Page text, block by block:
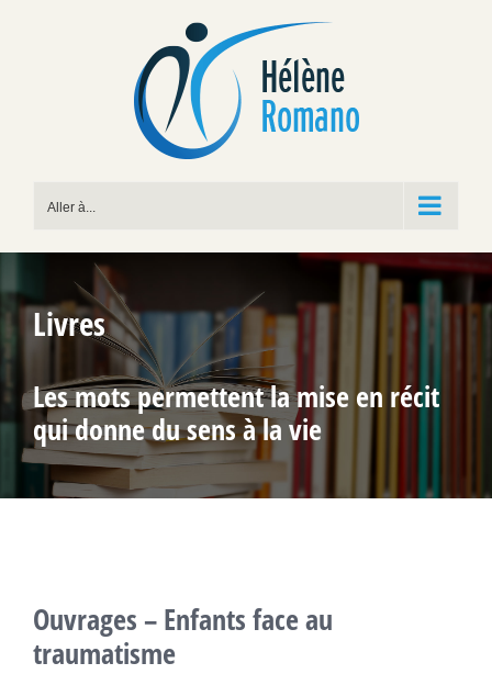
Aller à...
Livres
Les mots permettent la mise en récit
qui donne du sens à la vie
Ouvrages – Enfants face au
traumatisme